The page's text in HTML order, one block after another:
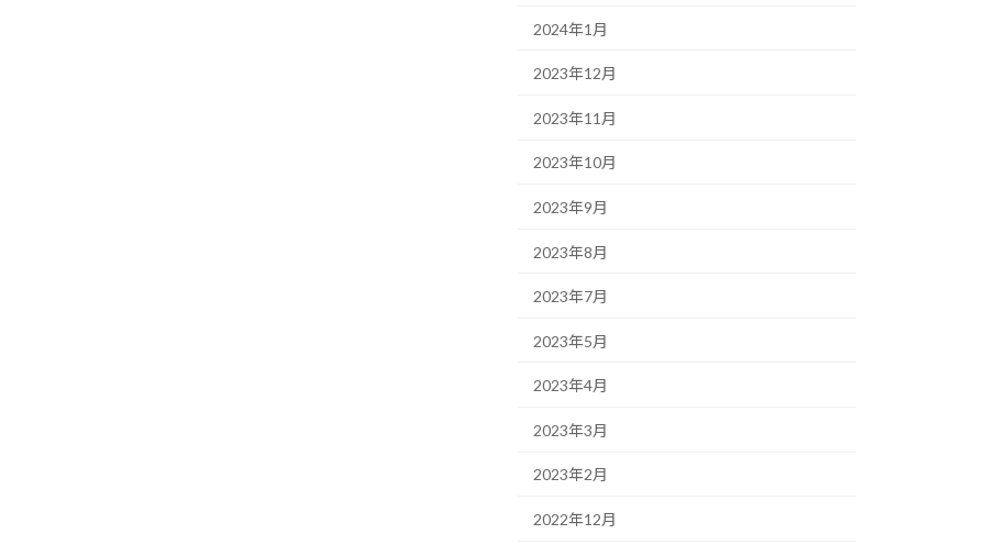
2024年1月
2023年12月
2023年11月
2023年10月
2023年9月
2023年8月
2023年7月
2023年5月
2023年4月
2023年3月
2023年2月
2022年12月